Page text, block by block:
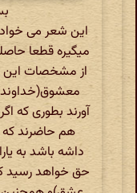
این شعر می
میگیره قطعا
از مشخصات این
آورند بطوری که
هم حاضرند
داشه باشد به
حق خواهد رسید